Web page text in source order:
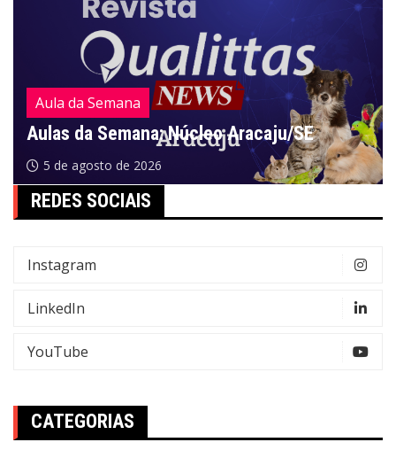
Aula da Semana
Aulas da Semana: Núcleo Aracaju/SE
5 de agosto de 2026
REDES SOCIAIS
Instagram
LinkedIn
YouTube
CATEGORIAS